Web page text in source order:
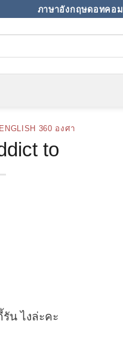
ภาษาอังกฤษดอทคอม
360 องศา
to
น ไงล่ะคะ